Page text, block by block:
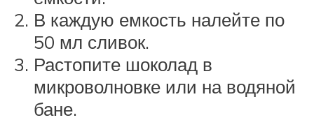
В каждую емкость налейте по
50 мл сливок.
Растопите шоколад в
микроволновке или на водяной
бане.